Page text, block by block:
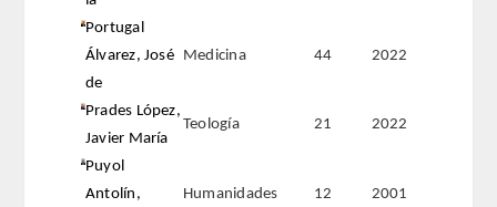
Portugal
Álvarez, José
de
Medicina 44 2022
Prades López,
Javier María
Teología 21 2022
Puyol
Antolín,
Humanidades 12 2001